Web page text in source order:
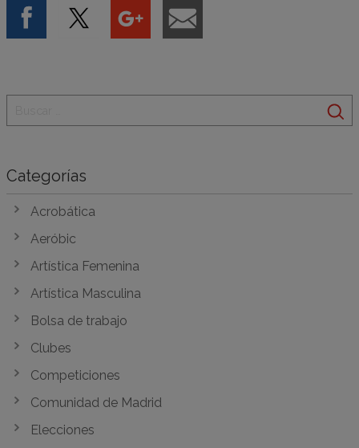
Categorías
Acrobática
Aeróbic
Artística Femenina
Artística Masculina
Bolsa de trabajo
Clubes
Competiciones
Comunidad de Madrid
Elecciones